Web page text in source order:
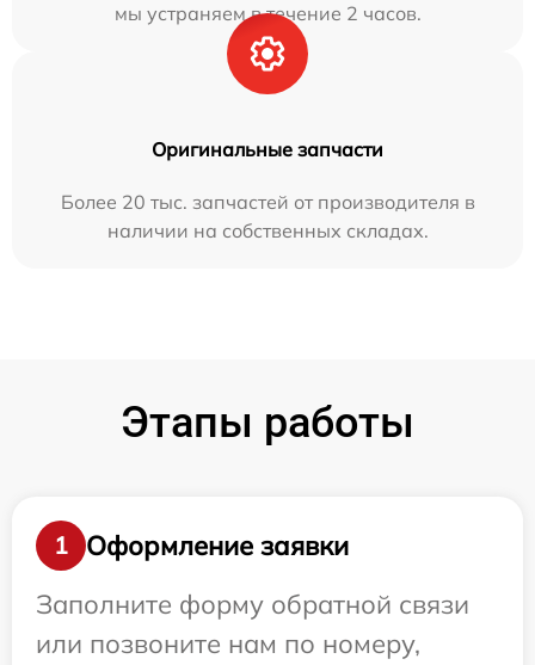
мы устраняем в течение 2 часов.
Оригинальные запчасти
Более 20 тыс. запчастей от производителя в
наличии на собственных складах.
Этапы работы
1
Оформление заявки
Заполните форму обратной связи
или позвоните нам по номеру,